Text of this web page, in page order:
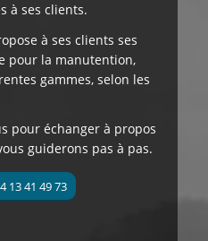
à ses clients.
à ses clients ses
pour la manutention,
gammes, selon les
pour échanger à propos
guiderons pas à pas.
13 41 49 73